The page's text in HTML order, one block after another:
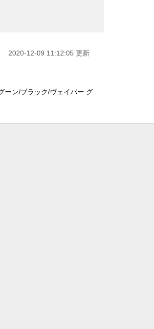
2020-12-09 11:12:05 更新
ーン/ブラック/ヴェイパー グ